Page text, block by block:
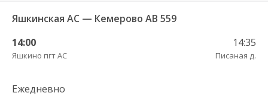
Яшкинская АС — Кемерово АВ 559
14:00
Яшкино пгт АС
14:35
Писаная д.
Ежедневно